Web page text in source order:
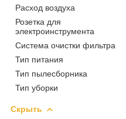
Расход воздуха
Розетка для
электроинструмента
Система очистки фильтра
Тип питания
Тип пылесборника
Тип уборки
Скрыть